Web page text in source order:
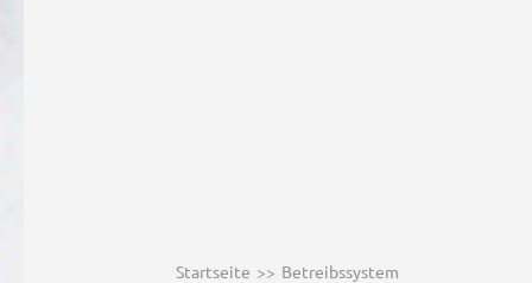
Startseite >> Betreibssystem